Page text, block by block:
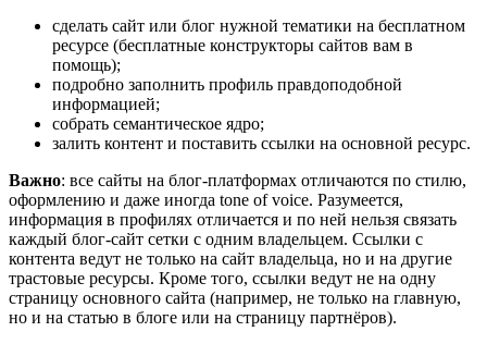
сделать сайт или блог нужной тематики на бесплатном
ресурсе (бесплатные конструкторы сайтов вам в
помощь);
подробно заполнить профиль правдоподобной
информацией;
собрать семантическое ядро;
залить контент и поставить ссылки на основной ресурс.
Важно: все сайты на блог-платформах отличаются по стилю,
оформлению и даже иногда tone of voiсe. Разумеется,
информация в профилях отличается и по ней нельзя связать
каждый блог-сайт сетки с одним владельцем. Ссылки с
контента ведут не только на сайт владельца, но и на другие
трастовые ресурсы. Кроме того, ссылки ведут не на одну
страницу основного сайта (например, не только на главную,
но и на статью в блоге или на страницу партнёров).